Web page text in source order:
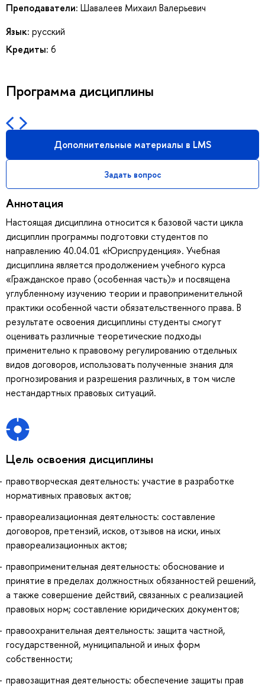
Преподаватели: Шавалеев Михаил Валерьевич
Язык: русский
Кредиты: 6
Программа дисциплины
Дополнительные материалы в LMS
Задать вопрос
Аннотация
Настоящая дисциплина относится к базовой части цикла
дисциплин программы подготовки студентов по
направлению 40.04.01 «Юриспруденция». Учебная
дисциплина является продолжением учебного курса
«Гражданское право (особенная часть)» и посвящена
углубленному изучению теории и правоприменительной
практики особенной части обязательственного права. В
результате освоения дисциплины студенты смогут
оценивать различные теоретические подходы
применительно к правовому регулированию отдельных
видов договоров, использовать полученные знания для
прогнозирования и разрешения различных, в том числе
нестандартных правовых ситуаций.
Цель освоения дисциплины
правотворческая деятельность: участие в разработке
нормативных правовых актов;
правореализационная деятельность: составление
договоров, претензий, исков, отзывов на иски, иных
правореализационных актов;
правоприменительная деятельность: обоснование и
принятие в пределах должностных обязанностей решений,
а также совершение действий, связанных с реализацией
правовых норм; составление юридических документов;
правоохранительная деятельность: защита частной,
государственной, муниципальной и иных форм
собственности;
правозащитная деятельность: обеспечение защиты прав